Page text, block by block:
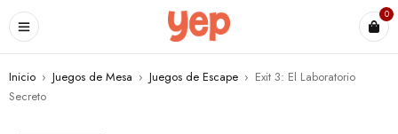
0
Inicio › Juegos de Mesa › Juegos de Escape › Exit 3: El Laboratorio
Secreto